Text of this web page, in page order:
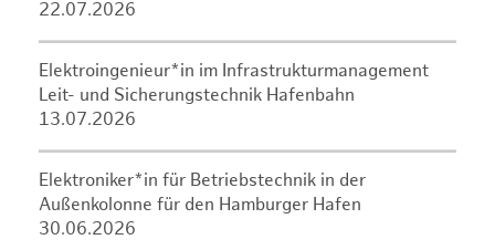
22.07.2026
Elektroingenieur*in im Infrastrukturmanagement
Leit- und Sicherungstechnik Hafenbahn
13.07.2026
Elektroniker*in für Betriebstechnik in der
Außenkolonne für den Hamburger Hafen
30.06.2026